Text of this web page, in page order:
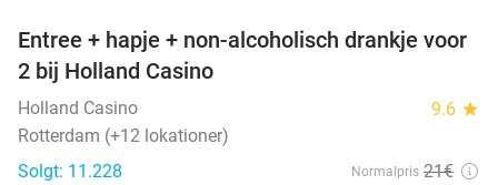
52%
Entree + hapje + non-alcoholisch drankje voor
2 bij Holland Casino
Holland Casino 9.6 star
Rotterdam (+12 lokationer)
Solgt: 11.228
Normalpris 21€